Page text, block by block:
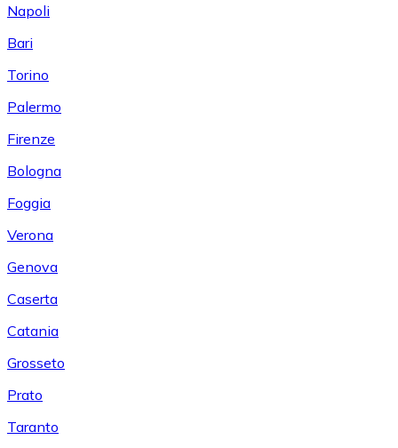
Napoli
Bari
Torino
Palermo
Firenze
Bologna
Foggia
Verona
Genova
Caserta
Catania
Grosseto
Prato
Taranto